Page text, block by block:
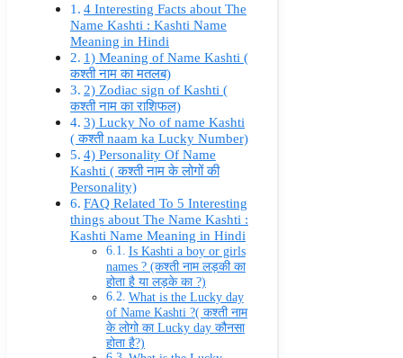
4 Interesting Facts about The
Name Kashti : Kashti Name
Meaning in Hindi
1) Meaning of Name Kashti (
कश्ती नाम का मतलब)
2) Zodiac sign of Kashti (
कश्ती नाम का राशिफल)
3) Lucky No of name Kashti
( कश्ती naam ka Lucky Number)
4) Personality Of Name
Kashti ( कश्ती नाम के लोगों की
Personality)
FAQ Related To 5 Interesting
things about The Name Kashti :
Kashti Name Meaning in Hindi
Is Kashti a boy or girls
names ? (कश्ती नाम लड़की का
होता है या लड़के का ?)
What is the Lucky day
of Name Kashti ?( कश्ती नाम
के लोगो का Lucky day कौनसा
होता है?)